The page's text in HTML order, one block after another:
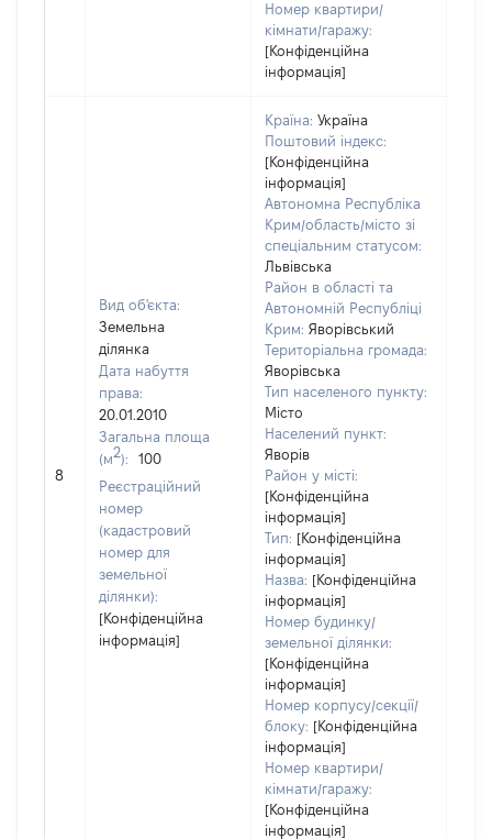
Номер квартири/
кімнати/гаражу:
[Конфіденційна
інформація]
8
Вид об'єкта:
Земельна
ділянка
Дата набуття
права:
20.01.2010
Загальна площа
(м2):
100
Реєстраційний
номер
(кадастровий
номер для
земельної
ділянки):
[Конфіденційна
інформація]
Країна: Україна
Поштовий індекс:
[Конфіденційна
інформація]
Автономна Республіка
Крим/область/місто зі
спеціальним статусом:
Львівська
Район в області та
Автономній Республіці
Крим: Яворівський
Територіальна громада:
Яворівська
Тип населеного пункту:
Місто
Населений пункт:
Яворів
Район у місті:
[Конфіденційна
інформація]
Тип: [Конфіденційна
інформація]
Назва: [Конфіденційна
інформація]
Номер будинку/
земельної ділянки:
[Конфіденційна
інформація]
Номер корпусу/секції/
блоку: [Конфіденційна
інформація]
Номер квартири/
кімнати/гаражу:
[Конфіденційна
інформація]